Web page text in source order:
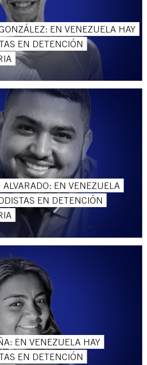
EN VENEZUELA HAY
EN DETENCIÓN
ALVARADO: EN VENEZUELA
EN DETENCIÓN
EN VENEZUELA HAY
EN DETENCIÓN